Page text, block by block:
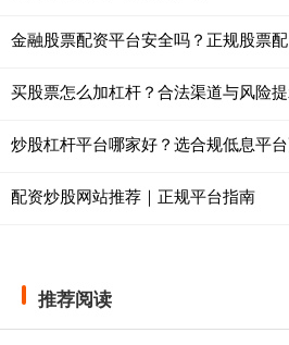
金融股票配资平台安全吗？正规股票
买股票怎么加杠杆？合法渠道与风险
炒股杠杆平台哪家好？选合规低息平台
配资炒股网站推荐｜正规平台指南
推荐阅读